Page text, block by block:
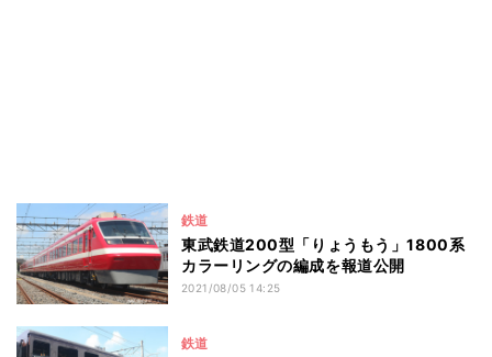
鉄道
東武鉄道200型「りょうもう」1800系
カラーリングの編成を報道公開
2021/08/05 14:25
鉄道